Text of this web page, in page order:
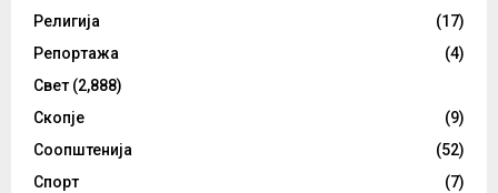
Религија
(17)
Репортажа
(4)
Свет (2,888)
Скопје
(9)
Соопштенија
(52)
Спорт
(7)